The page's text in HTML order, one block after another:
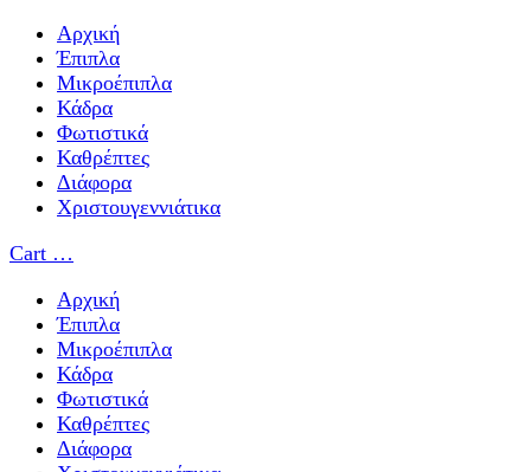
Αρχική
Έπιπλα
Μικροέπιπλα
Κάδρα
Φωτιστικά
Καθρέπτες
Διάφορα
Χριστουγεννιάτικα
Cart …
Αρχική
Έπιπλα
Μικροέπιπλα
Κάδρα
Φωτιστικά
Καθρέπτες
Διάφορα